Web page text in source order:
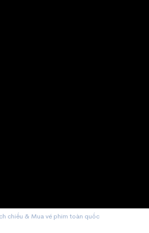
chiếu & Mua vé phim toàn quốc